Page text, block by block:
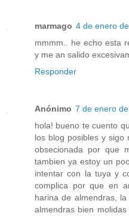
marmago 4 de enero
mmmm.. he echo esta
y me an salido
Responder
Anónimo 7 de enero
hola! bueno te cuento
los blog posibles y sigo
obsecionada por que
tambien ya estoy un
intentar con la tuya y
complica por que en
harina de almendras,
almendras bien